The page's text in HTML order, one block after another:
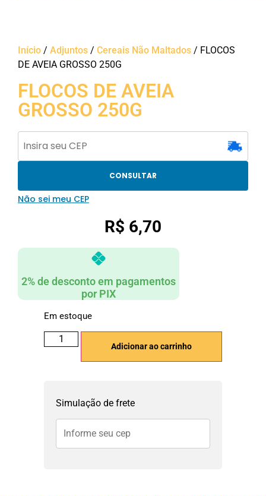
Início / Adjuntos / Cereais Não Maltados / FLOCOS
DE AVEIA GROSSO 250G
FLOCOS DE AVEIA
GROSSO 250G
CONSULTAR
Não sei meu CEP
R$ 6,70
2% de desconto em pagamentos
por PIX
Em estoque
Adicionar ao carrinho
Simulação de frete